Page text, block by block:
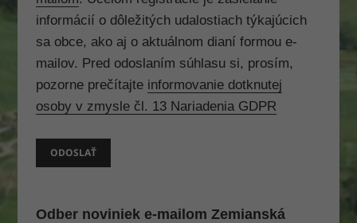
informácií o dôležitých udalostiach týkajúcich
sa obce, ako aj o aktuálnom dianí formou e-
mailov. Pred odoslaním súhlasu si, prosím,
pozorne prečítajte informovanie dotknutej
osoby v zmysle čl. 13 Nariadenia GDPR
Odber noviniek e-mailom Zemianská